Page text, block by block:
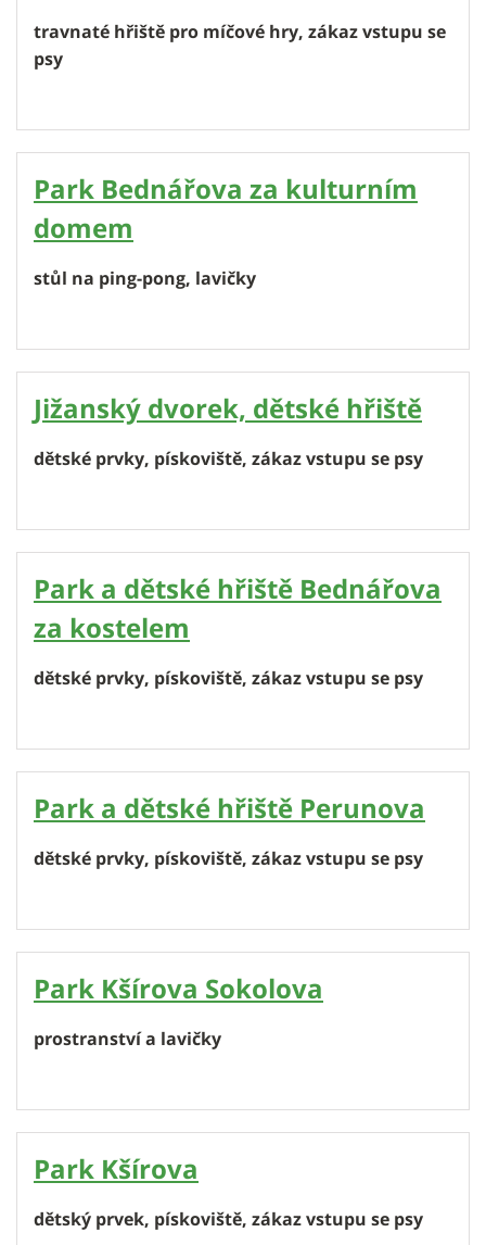
travnaté hřiště pro míčové hry, zákaz vstupu se
psy
Park Bednářova za kulturním
domem
stůl na ping-pong, lavičky
Jižanský dvorek, dětské hřiště
dětské prvky, pískoviště, zákaz vstupu se psy
Park a dětské hřiště Bednářova
za kostelem
dětské prvky, pískoviště, zákaz vstupu se psy
Park a dětské hřiště Perunova
dětské prvky, pískoviště, zákaz vstupu se psy
Park Kšírova Sokolova
prostranství a lavičky
Park Kšírova
dětský prvek, pískoviště, zákaz vstupu se psy